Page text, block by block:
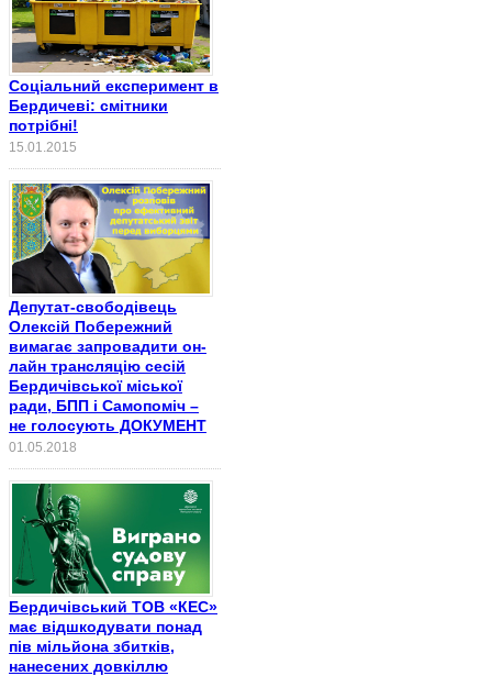
Соціальний експеримент в
Бердичеві: смітники
потрібні!
15.01.2015
Депутат-свободівець
Олексій Побережний
вимагає запровадити он-
лайн трансляцію сесій
Бердичівської міської
ради, БПП і Самопоміч –
не голосують ДОКУМЕНТ
01.05.2018
Бердичівський ТОВ «КЕС»
має відшкодувати понад
пів мільйона збитків,
нанесених довкіллю